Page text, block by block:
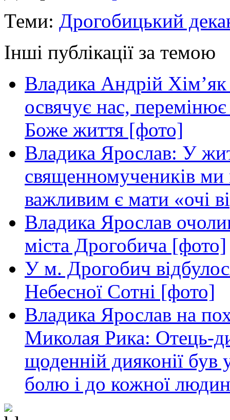
Теми: Дрогобицький
Інші публікації за темою
Владика Андрій
освячує нас,
Боже життя [фото]
Владика Ярослав: У
священномучеників
важливим є мати «очі
Владика Ярослав
міста Дрогобича [фото]
У м. Дрогобич
Небесної Сотні [фото]
Владика Ярослав на
Миколая Рика: Отець-
щоденній дияконії
болю і до кожної